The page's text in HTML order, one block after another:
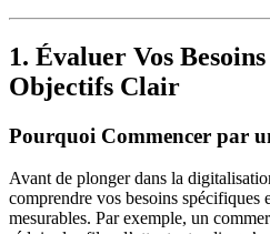
1. Évaluer Vos
Objectifs Clair
Pourquoi Commencer par
Avant de plonger dans la
comprendre vos besoins spécifiques
mesurables. Par exemple, un